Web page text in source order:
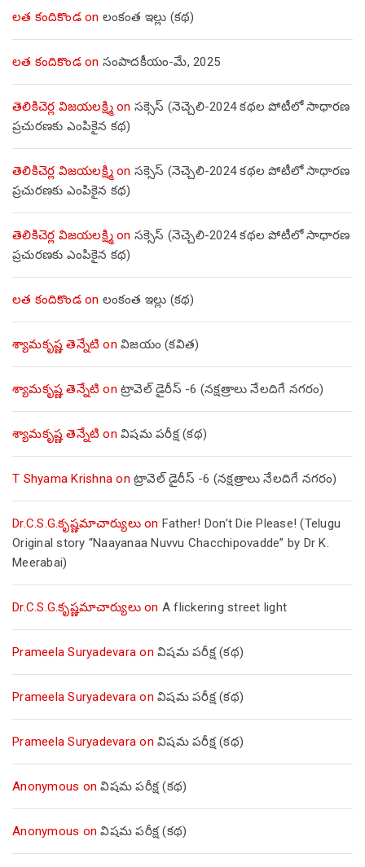
లత కందికొండon లంకంత ఇల్లు (కథ)
లత కందికొండon సంపాదకీయం-మే, 2025
తెలికిచెర్ల విజయలక్ష్మిon సక్సెస్ (నెచ్చెలి-2024 కథల పోటీలో సాధారణ
ప్రచురణకు ఎంపికైన కథ)
తెలికిచెర్ల విజయలక్ష్మిon సక్సెస్ (నెచ్చెలి-2024 కథల పోటీలో సాధారణ
ప్రచురణకు ఎంపికైన కథ)
తెలికిచెర్ల విజయలక్ష్మిon సక్సెస్ (నెచ్చెలి-2024 కథల పోటీలో సాధారణ
ప్రచురణకు ఎంపికైన కథ)
లత కందికొండon లంకంత ఇల్లు (కథ)
శ్యామకృష్ణ తెన్నేటి on విజయం (కవిత)
శ్యామకృష్ణ తెన్నేటి on ట్రావెల్ డైరీస్ -6 (నక్షత్రాలు నేలదిగే నగరం)
శ్యామకృష్ణ తెన్నేటి on విషమ పరీక్ష (క‌థ‌)
T Shyama Krishna on ట్రావెల్ డైరీస్ -6 (నక్షత్రాలు నేలదిగే నగరం)
Dr.C.S.G.కృష్ణమాచార్యులుon Father! Don’t Die Please! (Telugu
Original story “Naayanaa Nuvvu Chacchipovadde” by Dr K.
Meerabai)
Dr.C.S.G.కృష్ణమాచార్యులుon A flickering street light
Prameela Suryadevara on విషమ పరీక్ష (క‌థ‌)
Prameela Suryadevara on విషమ పరీక్ష (క‌థ‌)
Prameela Suryadevara on విషమ పరీక్ష (క‌థ‌)
Anonymous onవిషమ పరీక్ష (క‌థ‌)
Anonymous onవిషమ పరీక్ష (క‌థ‌)